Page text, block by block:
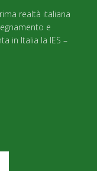
realtà italiana
e
in Italia la IES –